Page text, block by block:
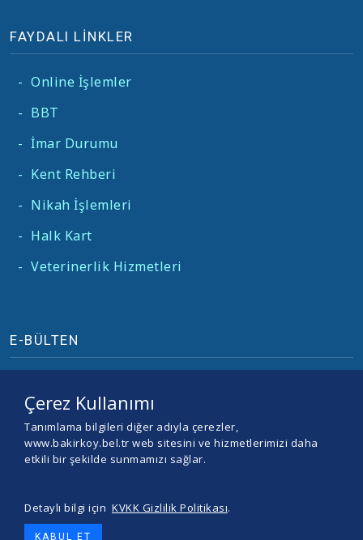
FAYDALI LİNKLER
- Online İşlemler
- BBT
- İmar Durumu
- Kent Rehberi
- Nikah İşlemleri
- Halk Kart
- Veterinerlik Hizmetleri
E-BÜLTEN
© 2026 BAKIRKÖY BELEDİYESİ -
Çerez Kullanımı
Tanımlama bilgileri diğer adıyla çerezler,
www.bakirkoy.bel.tr web sitesini ve hizmetlerimizi daha
etkili bir şekilde sunmamızı sağlar.
Detaylı bilgi için KVKK Gizlilik Politikası.
KABUL ET